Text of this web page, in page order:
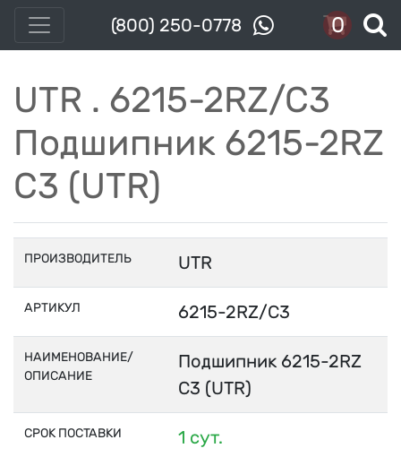
(800) 250-0778 0
UTR . 6215-2RZ/C3
Подшипник 6215-2RZ
C3 (UTR)
ПРОИЗВОДИТЕЛЬ UTR
АРТИКУЛ 6215-2RZ/C3
НАИМЕНОВАНИЕ/
ОПИСАНИЕ
Подшипник 6215-2RZ
C3 (UTR)
СРОК ПОСТАВКИ 1 сут.